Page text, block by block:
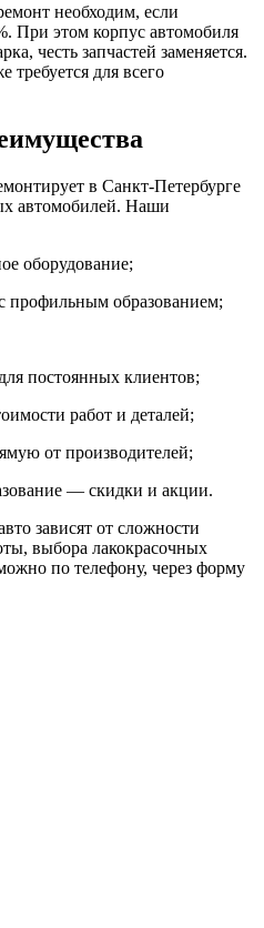
необходим, если
При этом корпус автомобиля
честь запчастей заменяется.
требуется для всего
в Санкт-Петербурге
автомобилей. Наши
оборудование;
профильным образованием;
постоянных клиентов;
работ и деталей;
от производителей;
— скидки и акции.
зависят от сложности
выбора лакокрасочных
по телефону, через форму